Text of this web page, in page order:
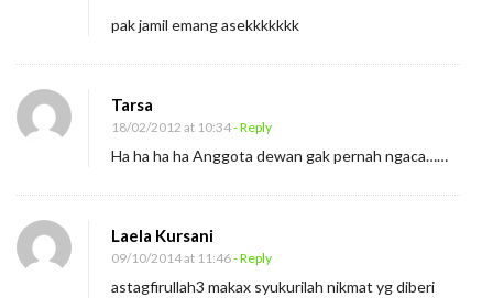
pak jamil emang asekkkkkkk
Tarsa
18/02/2012 at 10:34- Reply
Ha ha ha ha Anggota dewan gak pernah ngaca……
Laela Kursani
09/10/2014 at 11:46- Reply
astagfirullah3 makax syukurilah nikmat yg diberi